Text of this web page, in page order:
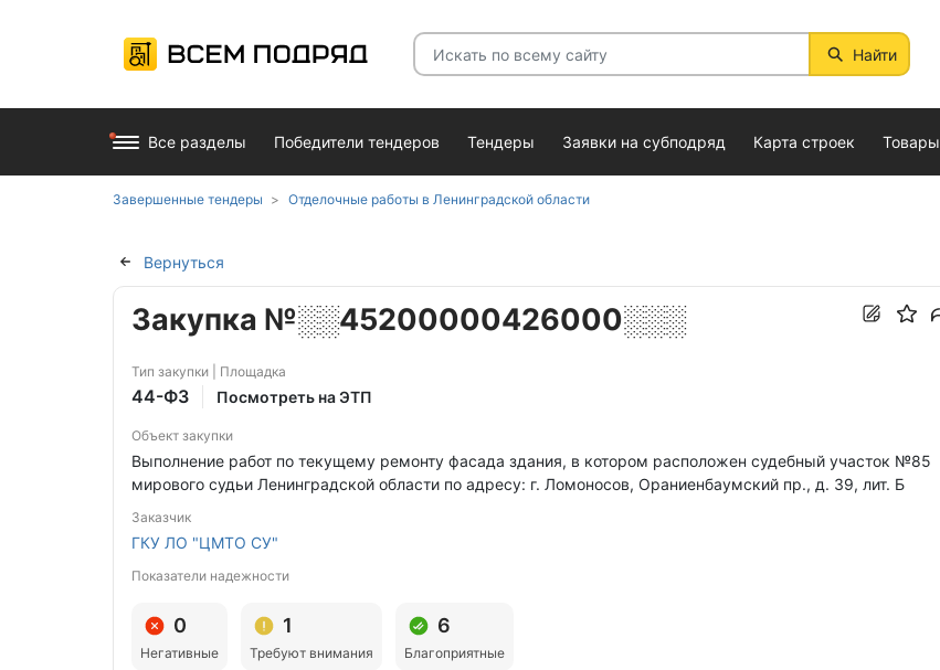
Найти
Все разделы Победители тендеров Тендеры Заявки на субподряд Карта строек Товары
Завершенные тендеры Отделочные работы в Ленинградской области
Вернуться
Закупка №░░45200000426000░░░
Тип закупки | Площадка
44-ФЗ Посмотреть на ЭТП
Объект закупки
Выполнение работ по текущему ремонту фасада здания, в котором расположен судебный участок №85
мирового судьи Ленинградской области по адресу: г. Ломоносов, Ораниенбаумский пр., д. 39, лит. Б
Заказчик
ГКУ ЛО "ЦМТО СУ"
Показатели надежности
0
Негативные
1
Требуют внимания
6
Благоприятные